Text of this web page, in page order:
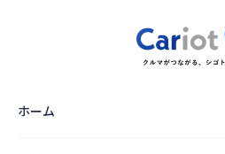
ホーム